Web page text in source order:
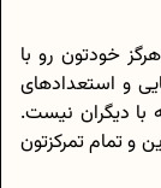
خودتون رو با
و استعدادهای
دیگران نیست.
تمام تمرکزتون